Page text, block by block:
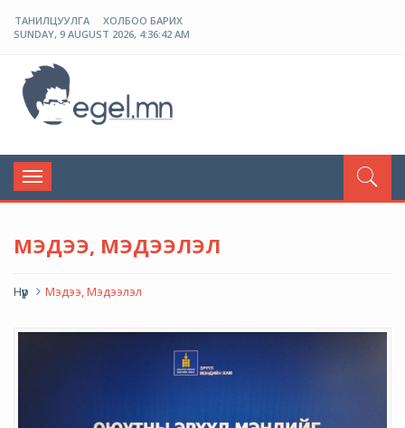
ТАНИЛЦУУЛГА
ХОЛБОО БАРИХ
SUNDAY, 9 AUGUST 2026, 4:36:43 AM
Toggle
navigation
МЭДЭЭ, МЭДЭЭЛЭЛ
Нүүр Мэдээ, Мэдээлэл